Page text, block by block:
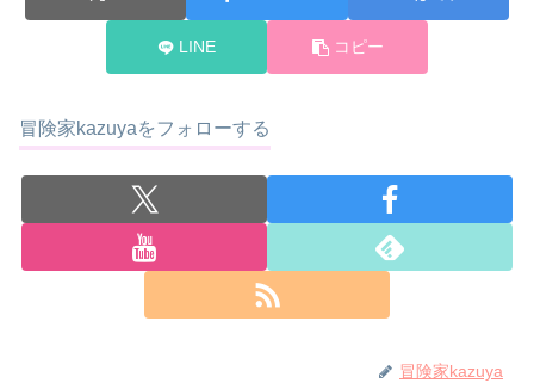
LINE コピー
冒険家kazuyaをフォローする
冒険家kazuya